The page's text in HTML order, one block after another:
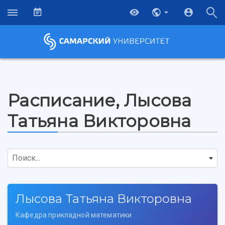
НАЗАД
Расписание, Лысова
Татьяна Викторовна
Поиск...
Лысова Татьяна Викторовна
Кафедра прикладной математики